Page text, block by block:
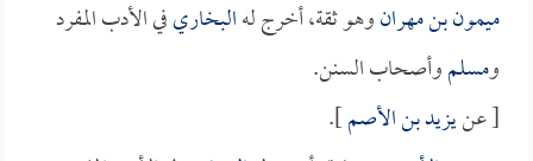
ميمون بن مهرانوهو ثقة، أخرج لهالبخاريفي الأدب المفرد
ومسلموأصحاب السنن.
[ عنيزيد بن الأصم].